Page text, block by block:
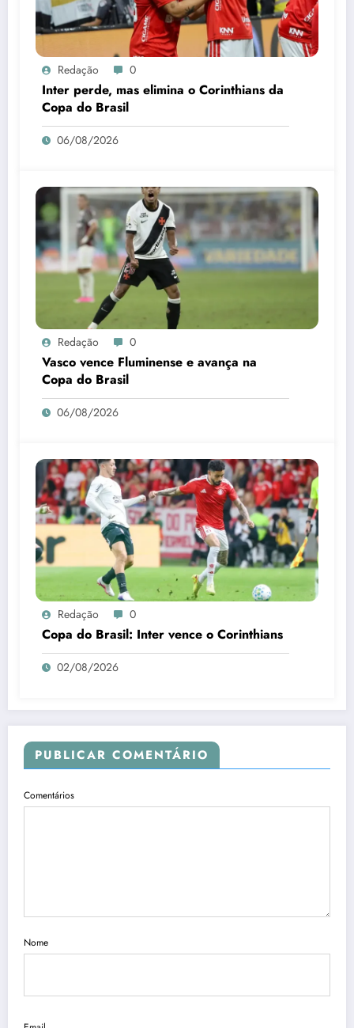
Redação 0
Inter perde, mas elimina o Corinthians da
Copa do Brasil
06/08/2026
Redação 0
Vasco vence Fluminense e avança na
Copa do Brasil
06/08/2026
Redação 0
Copa do Brasil: Inter vence o Corinthians
02/08/2026
PUBLICAR COMENTÁRIO
Comentários
Nome